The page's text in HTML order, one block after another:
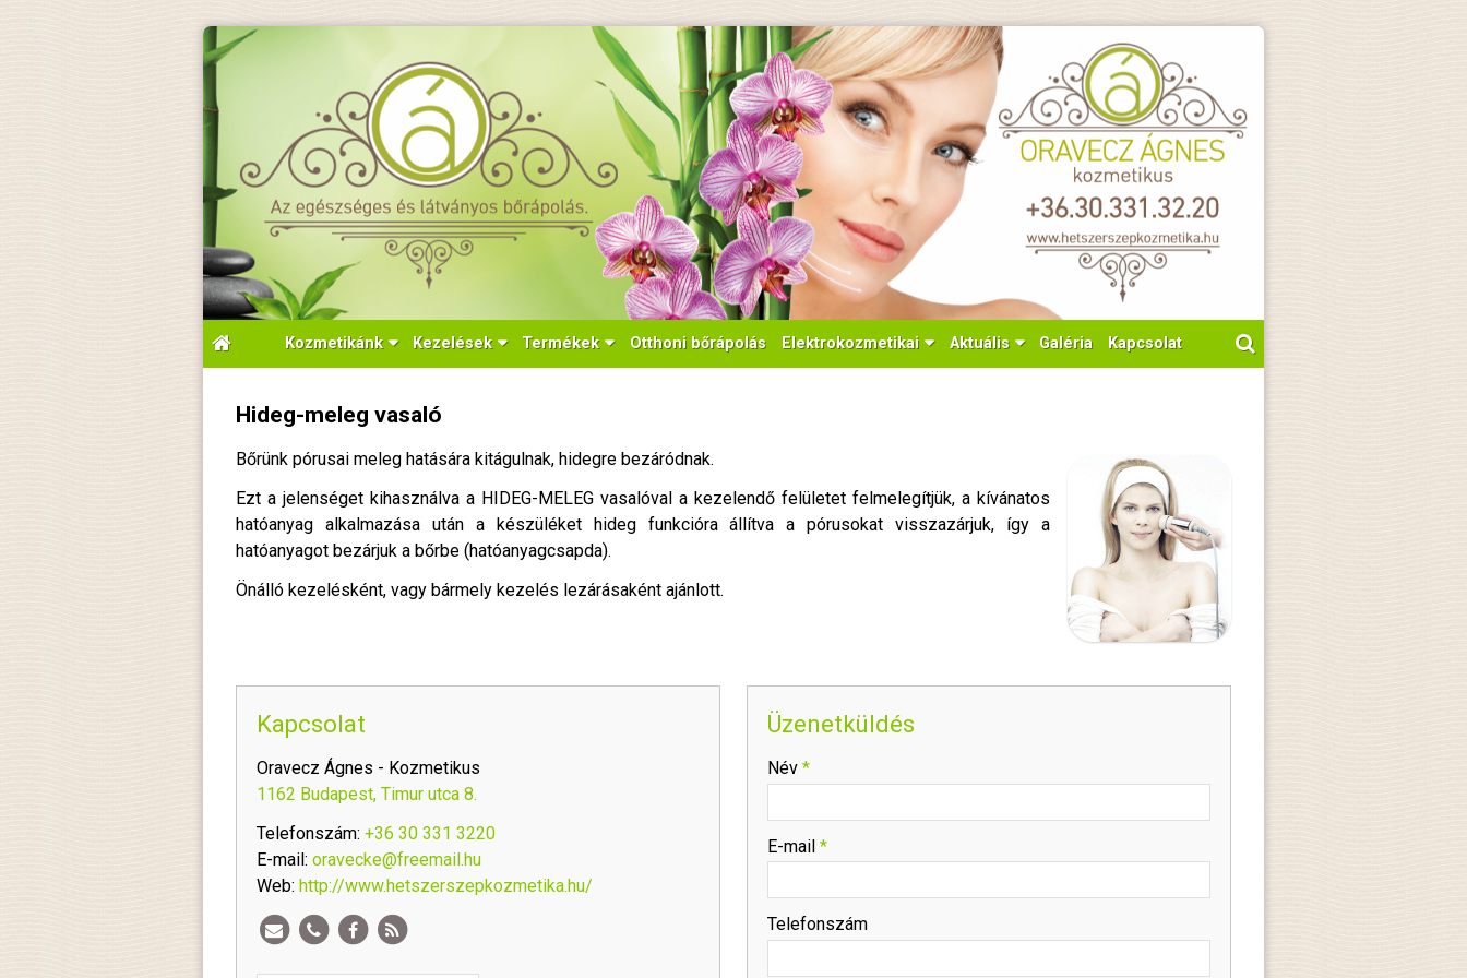
Kozmetikánk Kezelések Termékek Otthoni bőrápolás Elektrokozmetikai Aktuális Galéria Kapcsolat
Hideg-meleg vasaló
Bőrünk pórusai meleg hatására kitágulnak, hidegre bezáródnak.
Ezt a jelenséget kihasználva a HIDEG-MELEG vasalóval a kezelendő felületet felmelegítjük, a kívánatos
hatóanyag alkalmazása után a készüléket hideg funkcióra állítva a pórusokat visszazárjuk, így a
hatóanyagot bezárjuk a bőrbe (hatóanyagcsapda).
Önálló kezelésként, vagy bármely kezelés lezárásaként ajánlott.
Kapcsolat
Oravecz Ágnes - Kozmetikus
1162 Budapest, Timur utca 8.
Telefonszám: +36 30 331 3220
E-mail: oravecke@freemail.hu
Web: http://www.hetszerszepkozmetika.hu/
Üzenetküldés
Név *
E-mail *
Telefonszám